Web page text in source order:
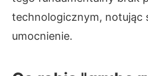
technologicznym, notując
umocnienie.